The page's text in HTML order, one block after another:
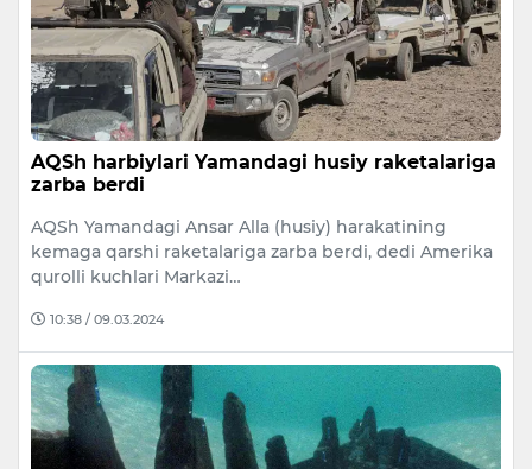
AQSh harbiylari Yamandagi husiy raketalariga
zarba berdi
AQSh Yamandagi Ansar Alla (husiy) harakatining
kemaga qarshi raketalariga zarba berdi, dedi Amerika
qurolli kuchlari Markazi…
10:38 / 09.03.2024